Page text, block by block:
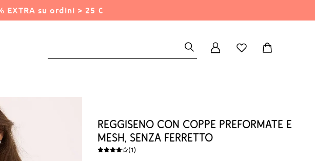
EXTRA su ordini > 25 €
Reggiseno con coppe preformate e
mesh, senza ferretto
(1)